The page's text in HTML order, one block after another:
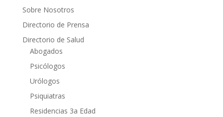
Sobre Nosotros
Directorio de Prensa
Directorio de Salud
Abogados
Psicólogos
Urólogos
Psiquiatras
Residencias 3a Edad